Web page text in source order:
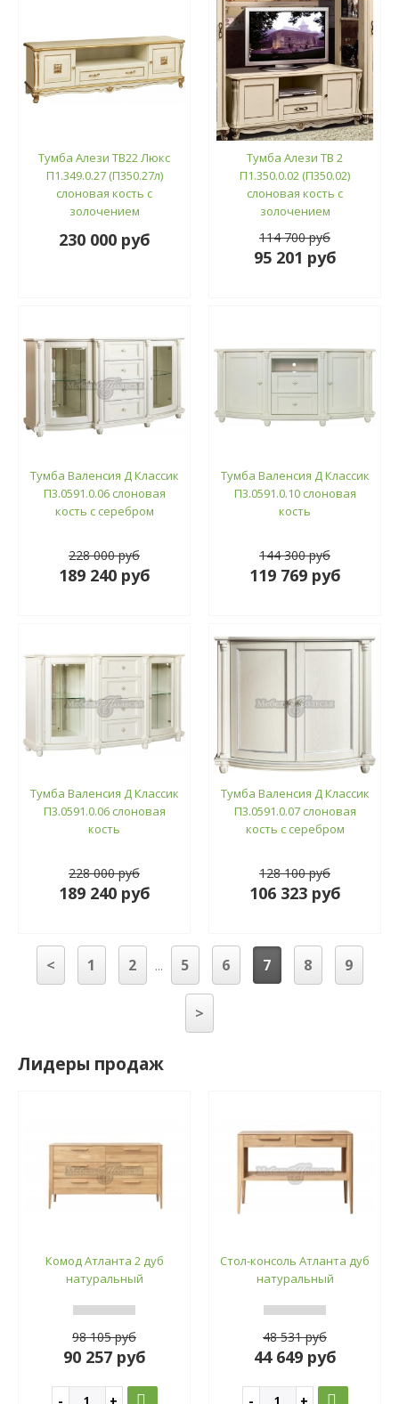
Тумба Алези ТВ22 Люкс
П1.349.0.27 (П350.27л)
слоновая кость с
золочением
230 000 руб
Тумба Алези ТВ 2
П1.350.0.02 (П350.02)
слоновая кость с
золочением
114 700 руб
95 201 руб
Тумба Валенсия Д Классик
П3.0591.0.06 слоновая
кость с серебром
228 000 руб
189 240 руб
Тумба Валенсия Д Классик
П3.0591.0.10 слоновая
кость
144 300 руб
119 769 руб
Тумба Валенсия Д Классик
П3.0591.0.06 слоновая
кость
228 000 руб
189 240 руб
Тумба Валенсия Д Классик
П3.0591.0.07 слоновая
кость с серебром
128 100 руб
106 323 руб
< 1 2 ... 5 6 7 8 9
>
Лидеры продаж
Комод Атланта 2 дуб
натуральный
98 105 руб
90 257 руб
Стол-консоль Атланта дуб
натуральный
48 531 руб
44 649 руб